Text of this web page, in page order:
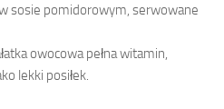
sosie pomidorowym, serwowane
owocowa pełna witamin,
lekki posiłek.